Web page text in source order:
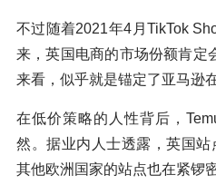
不过随着2021年4月TikTok
来，英国电商的市场份额肯定
来看，似乎就是锚定了亚马逊
在低价策略的人性背后，
然。据业内人士透露，英国站
其他欧洲国家的站点也在紧锣